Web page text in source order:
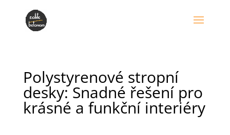
Polystyrenové stropní
desky: Snadné řešení pro
krásné a funkční interiéry